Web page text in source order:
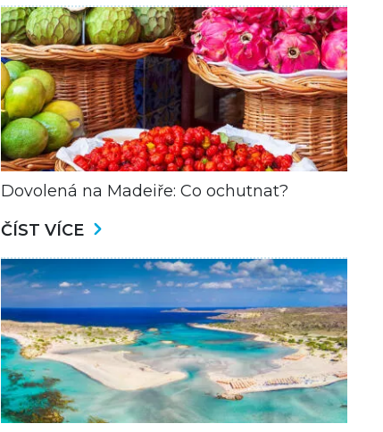
Dovolená na Madeiře: Co ochutnat?
ČÍST VÍCE